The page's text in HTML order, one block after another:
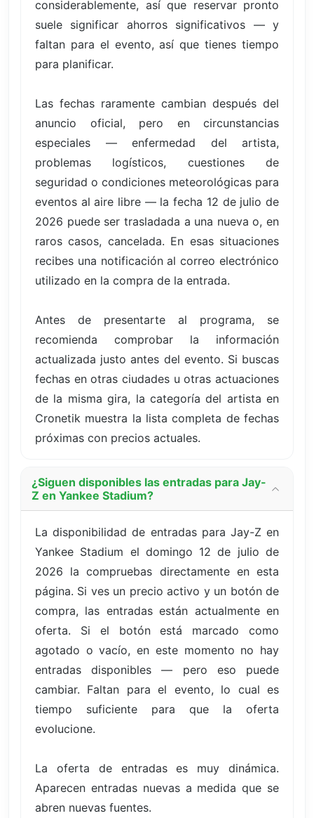
considerablemente, así que reservar pronto
suele significar ahorros significativos — y
faltan para el evento, así que tienes tiempo
para planificar.
Las fechas raramente cambian después del
anuncio oficial, pero en circunstancias
especiales — enfermedad del artista,
problemas logísticos, cuestiones de
seguridad o condiciones meteorológicas para
eventos al aire libre — la fecha 12 de julio de
2026 puede ser trasladada a una nueva o, en
raros casos, cancelada. En esas situaciones
recibes una notificación al correo electrónico
utilizado en la compra de la entrada.
Antes de presentarte al programa, se
recomienda comprobar la información
actualizada justo antes del evento. Si buscas
fechas en otras ciudades u otras actuaciones
de la misma gira, la categoría del artista en
Cronetik muestra la lista completa de fechas
próximas con precios actuales.
¿Siguen disponibles las entradas para Jay-
Z en Yankee Stadium?
La disponibilidad de entradas para Jay-Z en
Yankee Stadium el domingo 12 de julio de
2026 la compruebas directamente en esta
página. Si ves un precio activo y un botón de
compra, las entradas están actualmente en
oferta. Si el botón está marcado como
agotado o vacío, en este momento no hay
entradas disponibles — pero eso puede
cambiar. Faltan para el evento, lo cual es
tiempo suficiente para que la oferta
evolucione.
La oferta de entradas es muy dinámica.
Aparecen entradas nuevas a medida que se
abren nuevas fuentes.